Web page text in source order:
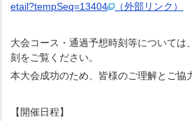
etail?tempSeq=13404
（外部リンク）
大会コース・通過予想時刻等については
刻をご覧ください。
本大会成功のため、皆様のご理解とご協
【開催日程】